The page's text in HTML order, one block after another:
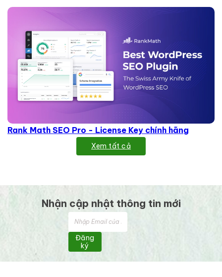
Rank Math SEO Pro - License Key chính hãng
Xem tất cả
Nhận cập nhật thông tin mới
Đăng
ký